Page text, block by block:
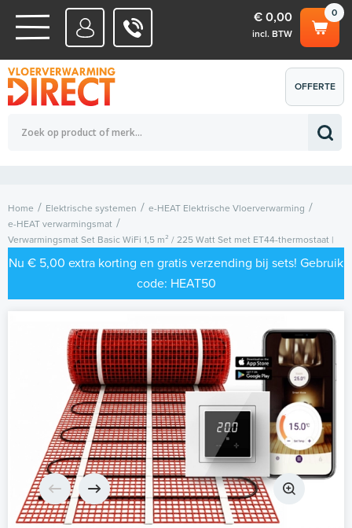
WATERSYSTEMEN
ELEKTRISCHE SYSTEMEN
0
€ 0,00
incl. BTW
Totaalbedrag (incl. BTW) € 0,00
OFFERTE
AANVRAGEN
Home Elektrische systemen
e-HEAT Elektrische Vloerverwarming
e-HEAT verwarmingsmat
Verwarmingsmat Set Basic WiFi 1,5 m² / 225 Watt Set met ET44-thermostaat |
Nu € 5,00 extra korting en gratis verzending bij sets! Gebruik
code: HEAT50